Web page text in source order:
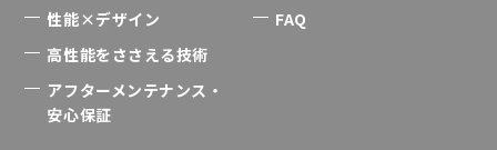
性能×デザイン
高性能をささえる技術
アフターメンテナンス・
安心保証
FAQ